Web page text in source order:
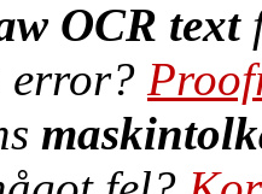
OCR text
error?